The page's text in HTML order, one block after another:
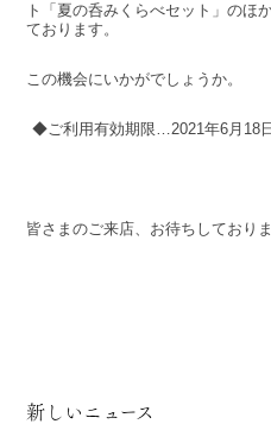
ト「夏の呑みくらべセット」のほ
ております。
この機会にいかがでしょうか。
◆ご利用有効期限…2021年6月18
皆さまのご来店、お待ちしておりま
新しいニュース